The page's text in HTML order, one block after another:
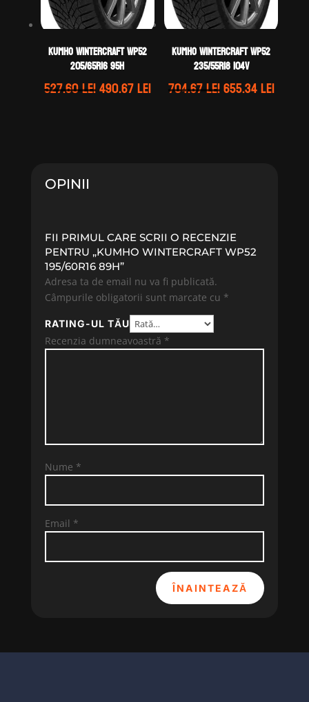
Kumho WINTERCRAFT WP52
205/65R16 95H
527.60leiPrețul
490.67leiPrețul
Kumho WINTERCRAFT WP52
235/55R18 104V
704.67leiPrețul
655.34leiPrețul
OPINII
FII PRIMUL CARE SCRII O RECENZIE
PENTRU „KUMHO WINTERCRAFT WP52
195/60R16 89H”
Adresa ta de email nu va fi publicată.
Câmpurile obligatorii sunt marcate cu *
RATING-UL TĂU
Recenzia dumneavoastră *
Nume *
Email *
ÎNAINTEAZĂ